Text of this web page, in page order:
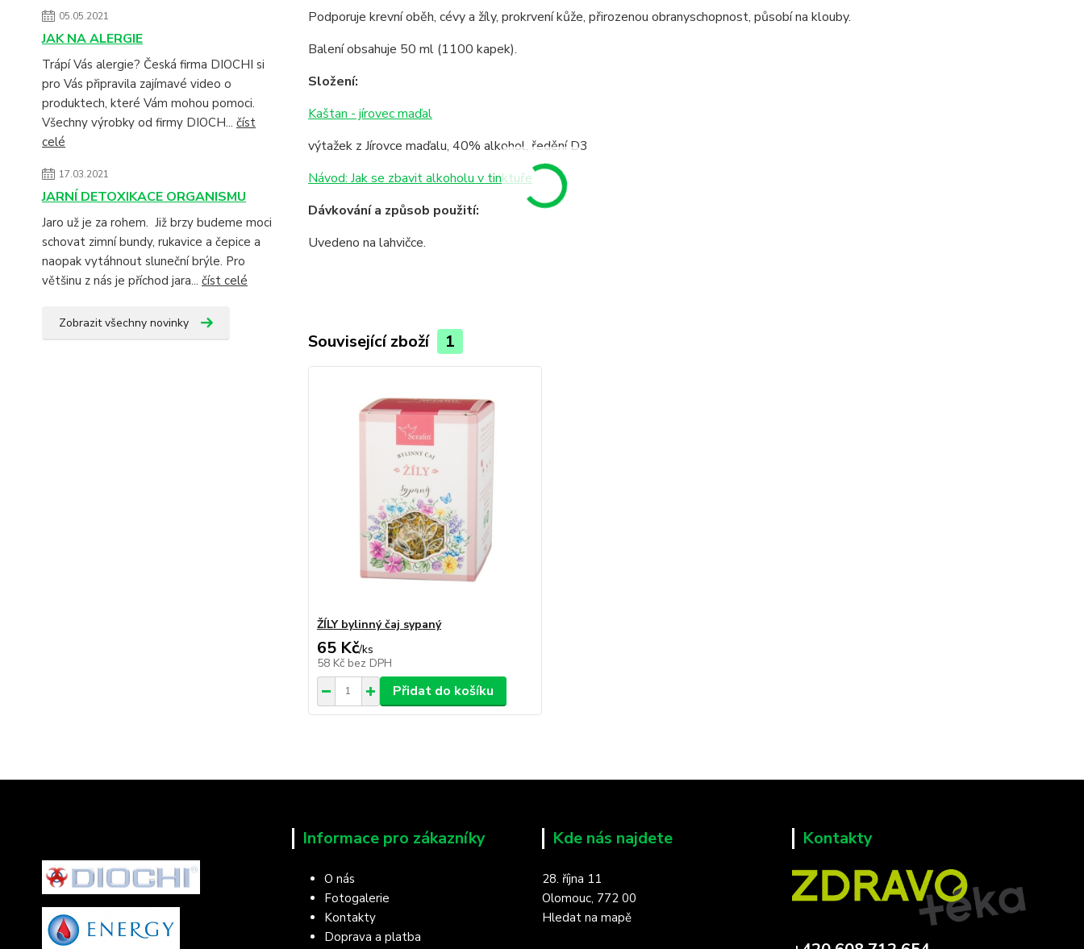
05.05.2021
JAK NA ALERGIE
Trápí Vás alergie? Česká firma DIOCHI si
pro Vás připravila zajímavé video o
produktech, které Vám mohou pomoci.
Všechny výrobky od firmy DIOCH... číst
celé
17.03.2021
JARNÍ DETOXIKACE ORGANISMU
Jaro už je za rohem. Již brzy budeme moci
schovat zimní bundy, rukavice a čepice a
naopak vytáhnout sluneční brýle. Pro
většinu z nás je příchod jara... číst celé
Zobrazit všechny novinky
Podporuje krevní oběh, cévy a žíly, prokrvení kůže, přirozenou obranyschopnost, působí na klouby.
Balení obsahuje 50 ml (1100 kapek).
Složení:
Kaštan - jírovec maďal
výtažek z Jírovce maďalu, 40% alkohol, ředění D3
Návod: Jak se zbavit alkoholu v tinktuře
Dávkování a způsob použití:
Uvedeno na lahvičce.
Související zboží 1
ŽÍLY bylinný čaj sypaný
65 Kč/ks
58 Kč bez DPH
Přidat do košíku
Informace pro zákazníky
O nás
Fotogalerie
Kontakty
Doprava a platba
Kde nás najdete
28. října 11
Olomouc, 772 00
Hledat na mapě
Kontakty